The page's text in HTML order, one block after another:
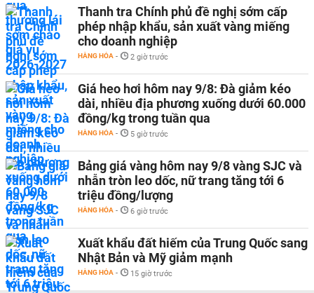
Thanh tra Chính phủ đề nghị sớm cấp
phép nhập khẩu, sản xuất vàng miếng
cho doanh nghiệp
HÀNG HÓA - 2 giờ trước
Giá heo hơi hôm nay 9/8: Đà giảm kéo
dài, nhiều địa phương xuống dưới 60.000
đồng/kg trong tuần qua
HÀNG HÓA - 5 giờ trước
Bảng giá vàng hôm nay 9/8 vàng SJC và
nhẫn tròn leo dốc, nữ trang tăng tới 6
triệu đồng/lượng
HÀNG HÓA - 6 giờ trước
Xuất khẩu đất hiếm của Trung Quốc sang
Nhật Bản và Mỹ giảm mạnh
HÀNG HÓA - 15 giờ trước